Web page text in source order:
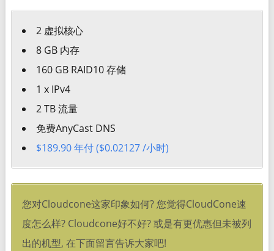
2 虚拟核心
8 GB 内存
160 GB RAID10 存储
1 x IPv4
2 TB 流量
免费AnyCast DNS
$189.90 年付 ($0.02127 /小时)
您对Cloudcone这家印象如何? 您觉得CloudCone速
度怎么样? Cloudcone好不好? 或是有更优惠但未被列
出的机型, 在下面留言告诉大家吧!